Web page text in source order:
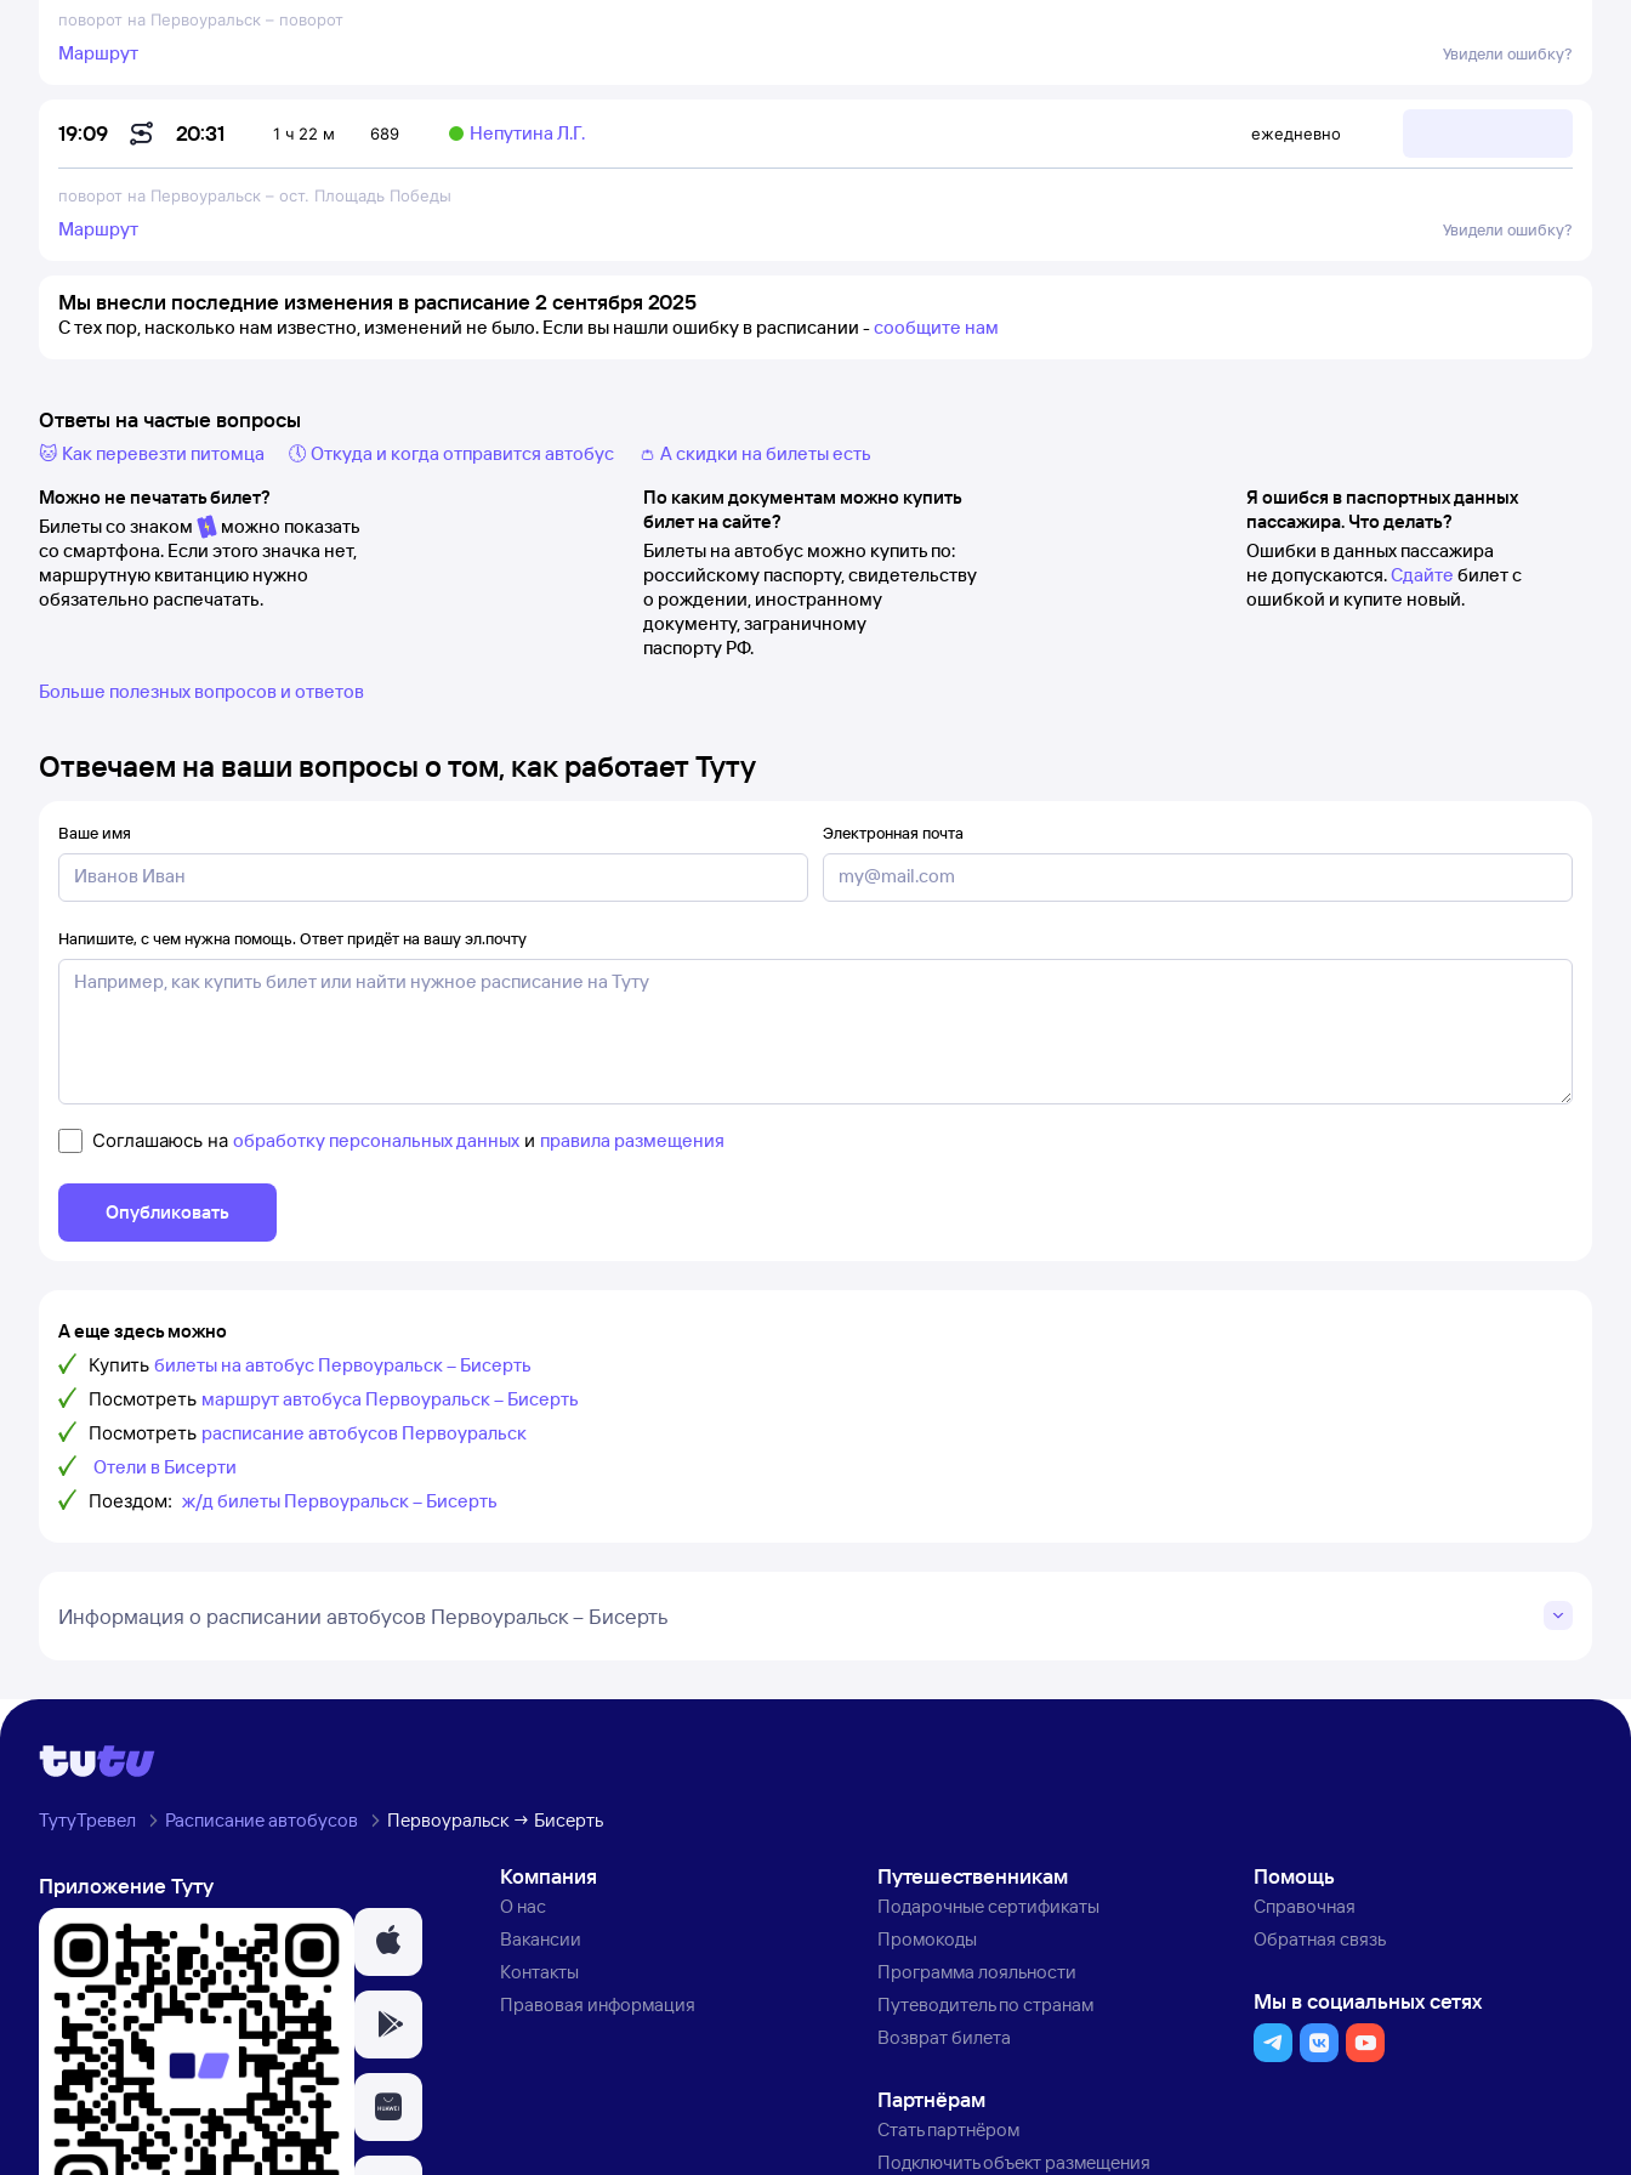
поворот на Первоуральск – поворот
Маршрут Увидели ошибку?
19:09 20:31 1 ч 22 м 689 Непутина Л.Г. ежедневно
поворот на Первоуральск – ост. Площадь Победы
Маршрут Увидели ошибку?
Мы внесли последние изменения в расписание 2 сентября 2025
С тех пор, насколько нам известно, изменений не было. Если вы нашли ошибку в расписании -сообщите нам
Ответы на частые вопросы
🐱 Как перевезти питомца 🕔 Откуда и когда отправится автобус
👛 А скидки на билеты есть
Можно не печатать билет?
Билеты со знаком
можно показать
со смартфона. Если этого значка нет,
маршрутную квитанцию нужно
обязательно распечатать.
По каким документам можно купить
билет на сайте?
Билеты на автобус можно купить по:
российскому паспорту, свидетельству
о рождении, иностранному
документу, заграничному
паспорту РФ.
Я ошибся в паспортных данных
пассажира. Что делать?
Ошибки в данных пассажира
не допускаются.Сдайте билет с
ошибкой и купите новый.
Больше полезных вопросов и ответов
Отвечаем на ваши вопросы о том, как работает Туту
Ваше имя Электронная почта
Напишите, с чем нужна помощь. Ответ придёт на вашу эл.почту
Соглашаюсь на обработку персональных данных и правила размещения
Опубликовать
А еще здесь можно
Купить билеты на автобус Первоуральск – Бисерть
Посмотреть маршрут автобуса Первоуральск – Бисерть
Посмотреть расписание автобусов Первоуральск
Отели в Бисерти
Поездом: ж/д билеты Первоуральск – Бисерть
Информация о расписании автобусов Первоуральск – Бисерть
ТутуТревел Расписание автобусов Первоуральск → Бисерть
Приложение Туту Компания
О нас
Вакансии
Контакты
Правовая информация
Путешественникам
Подарочные сертификаты
Промокоды
Программа лояльности
Путеводитель по странам
Возврат билета
Партнёрам
Стать партнёром
Подключить объект размещения
Помощь
Справочная
Обратная связь
Мы в социальных сетях